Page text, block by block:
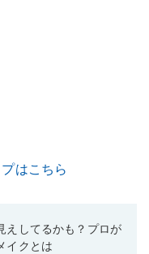
はこちら
えしてるかも？プロが
イクとは